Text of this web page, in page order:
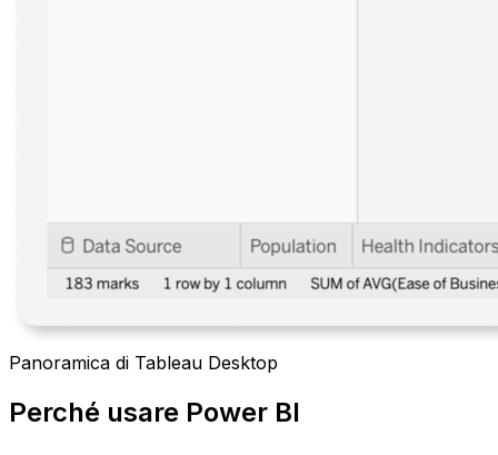
Panoramica di Tableau Desktop
Perché usare Power BI